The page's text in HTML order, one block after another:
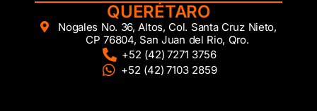
QUERÉTARO
Nogales No. 36, Altos, Col. Santa Cruz Nieto,
CP 76804, San Juan del Rio, Qro.
+52 (42) 7271 3756
+52 (42) 7103 2859